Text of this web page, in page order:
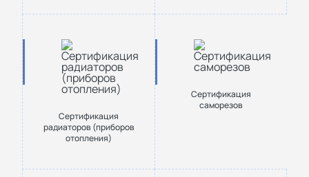
Сертификация
радиаторов (приборов
отопления)
Сертификация
саморезов